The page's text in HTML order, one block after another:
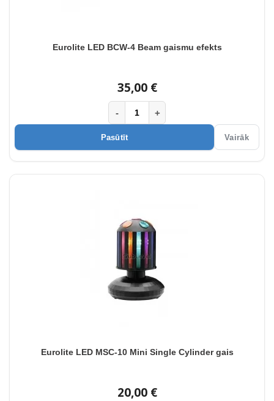
Eurolite LED BCW-4 Beam gaismu efekts
35,00 €
- +
Pasūtīt Vairāk
Eurolite LED MSC-10 Mini Single Cylinder gais
20,00 €